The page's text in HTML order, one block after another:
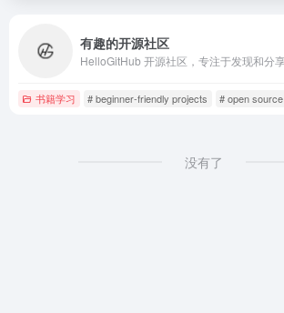
有趣的开源社区
书籍学习 # beginner-friendly projects # open source
没有了